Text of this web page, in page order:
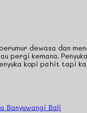
dewasa dan
pergi kemana.
kopi pahit tapi